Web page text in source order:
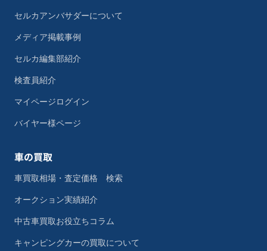
セルカアンバサダーについて
メディア掲載事例
セルカ編集部紹介
検査員紹介
マイページログイン
バイヤー様ページ
車の買取
車買取相場・査定価格 検索
オークション実績紹介
中古車買取お役立ちコラム
キャンピングカーの買取について